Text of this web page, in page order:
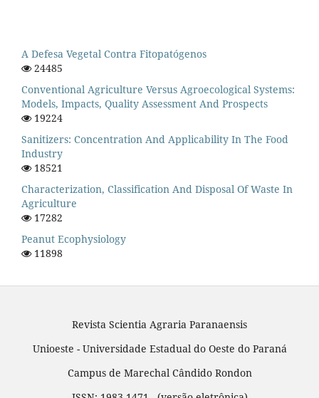
A Defesa Vegetal Contra Fitopatógenos
24485
Conventional Agriculture Versus Agroecological Systems:
Models, Impacts, Quality Assessment And Prospects
19224
Sanitizers: Concentration And Applicability In The Food
Industry
18521
Characterization, Classification And Disposal Of Waste In
Agriculture
17282
Peanut Ecophysiology
11898
Revista Scientia Agraria Paranaensis
Unioeste - Universidade Estadual do Oeste do Paraná
Campus de Marechal Cândido Rondon